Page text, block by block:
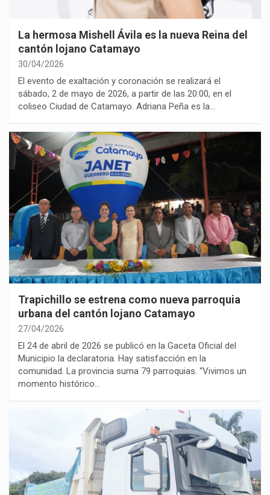
La hermosa Mishell Ávila es la nueva Reina del
cantón lojano Catamayo
30/04/2026
El evento de exaltación y coronación se realizará el
sábado, 2 de mayo de 2026, a partir de las 20:00, en el
coliseo Ciudad de Catamayo. Adriana Peña es la…
Trapichillo se estrena como nueva parroquia
urbana del cantón lojano Catamayo
27/04/2026
El 24 de abril de 2026 se publicó en la Gaceta Oficial del
Municipio la declaratoria. Hay satisfacción en la
comunidad. La provincia suma 79 parroquias. “Vivimos un
momento histórico…